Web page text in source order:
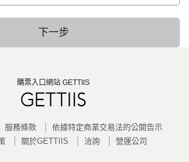
下一步
購票入口網站 GETTIIS
服務條款
依據特定商業交易法的公開告示
關於GETTIIS 洽詢 營運公司